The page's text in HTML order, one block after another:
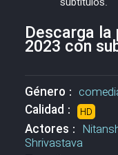
Descarga
2023 con
Género :
Calidad : HD
Actores :
Shrivastava